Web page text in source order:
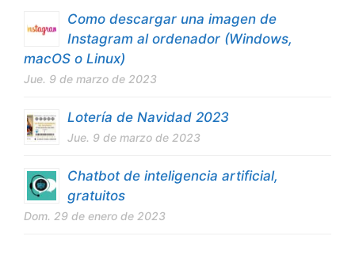
Como descargar una imagen de
Instagram al ordenador (Windows,
macOS o Linux)
Jue. 9 de marzo de 2023
Lotería de Navidad 2023
Jue. 9 de marzo de 2023
Chatbot de inteligencia artificial,
gratuitos
Dom. 29 de enero de 2023